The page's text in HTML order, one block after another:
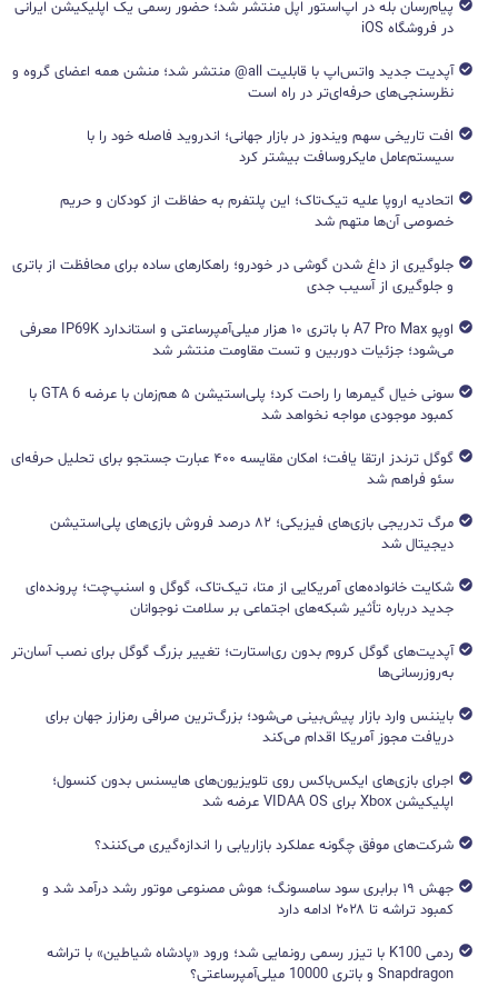
پیام‌رسان بله در اپ‌استور اپل منتشر شد؛ حضور رسمی یک اپلیکیشن ایرانی
در فروشگاه iOS
آپدیت جدید واتس‌اپ با قابلیت all@ منتشر شد؛ منشن همه اعضای گروه و
نظرسنجی‌های حرفه‌ای‌تر در راه است
افت تاریخی سهم ویندوز در بازار جهانی؛ اندروید فاصله خود را با
سیستم‌عامل مایکروسافت بیشتر کرد
اتحادیه اروپا علیه تیک‌تاک؛ این پلتفرم به حفاظت از کودکان و حریم
خصوصی آن‌ها متهم شد
جلوگیری از داغ شدن گوشی در خودرو؛ راهکارهای ساده برای محافظت از باتری
و جلوگیری از آسیب جدی
اوپو A7 Pro Max با باتری ۱۰ هزار میلی‌آمپرساعتی و استاندارد IP69K معرفی
می‌شود؛ جزئیات دوربین و تست مقاومت منتشر شد
سونی خیال گیمرها را راحت کرد؛ پلی‌استیشن ۵ هم‌زمان با عرضه GTA 6 با
کمبود موجودی مواجه نخواهد شد
گوگل ترندز ارتقا یافت؛ امکان مقایسه ۴۰۰ عبارت جستجو برای تحلیل حرفه‌ای
سئو فراهم شد
مرگ تدریجی بازی‌های فیزیکی؛ ۸۲ درصد فروش بازی‌های پلی‌استیشن
دیجیتال شد
شکایت خانواده‌های آمریکایی از متا، تیک‌تاک، گوگل و اسنپ‌چت؛ پرونده‌ای
جدید درباره تأثیر شبکه‌های اجتماعی بر سلامت نوجوانان
آپدیت‌های گوگل کروم بدون ری‌استارت؛ تغییر بزرگ گوگل برای نصب آسان‌تر
به‌روزرسانی‌ها
بایننس وارد بازار پیش‌بینی می‌شود؛ بزرگ‌ترین صرافی رمزارز جهان برای
دریافت مجوز آمریکا اقدام می‌کند
اجرای بازی‌های ایکس‌باکس روی تلویزیون‌های هایسنس بدون کنسول؛
اپلیکیشن Xbox برای VIDAA OS عرضه شد
شرکت‌های موفق چگونه عملکرد بازاریابی را اندازه‌گیری می‌کنند؟
جهش ۱۹ برابری سود سامسونگ؛ هوش مصنوعی موتور رشد درآمد شد و
کمبود تراشه تا ۲۰۲۸ ادامه دارد
ردمی K100 با تیزر رسمی رونمایی شد؛ ورود «پادشاه شیاطین» با تراشه
Snapdragon و باتری 10000 میلی‌آمپرساعتی؟